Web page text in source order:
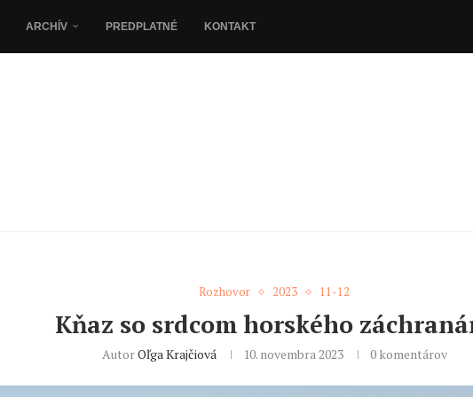
ARCHÍV PREDPLATNÉ KONTAKT
Rozhovor 2023 11-12
Kňaz so srdcom horského
AutorOľga Krajčiová 10. novembra 2023 0 komentárov